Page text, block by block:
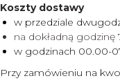
Koszty dostawy
w przedziale
na dokładną
w godzinach 00.00-
Przy zamówieniu na